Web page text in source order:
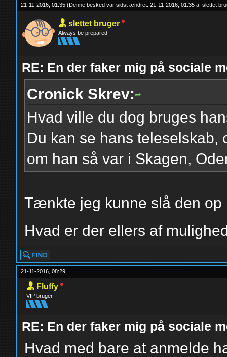
21-11-2016, 01:35(Denne besked var sidst ændret: 21-11-2016, 01:35 afslettet
slettet bruger
Always be prepared
RE: En der faker mig på sociale
Cronick Skrev:
Hvad ville du dog bruges
Du kan se hans teleselskab,
om han så var i Skagen,
Tænkte jeg kunne slå den
Hvad er der ellers af
21-11-2016, 08:29
Fluffy
VIP bruger
RE: En der faker mig på sociale
Hvad med bare at anmelde